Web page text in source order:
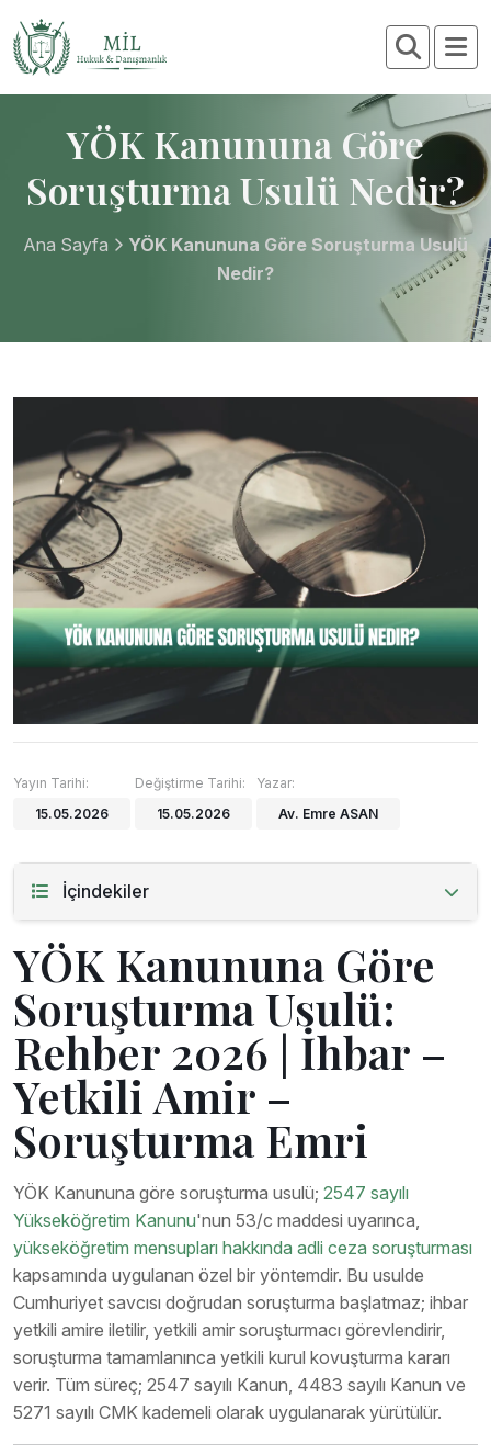
YÖK Kanununa Göre
Soruşturma Usulü Nedir?
Ana Sayfa
YÖK Kanununa Göre Soruşturma Usulü
Nedir?
Yayın Tarihi:
15.05.2026
Değiştirme Tarihi:
15.05.2026
Yazar:
Av. Emre ASAN
İçindekiler
YÖK Kanununa Göre
Soruşturma Usulü:
Rehber 2026 | İhbar –
Yetkili Amir –
Soruşturma Emri
YÖK Kanununa göre soruşturma usulü; 2547 sayılı
Yükseköğretim Kanunu'nun 53/c maddesi uyarınca,
yükseköğretim mensupları hakkında adli ceza soruşturması
kapsamında uygulanan özel bir yöntemdir. Bu usulde
Cumhuriyet savcısı doğrudan soruşturma başlatmaz; ihbar
yetkili amire iletilir, yetkili amir soruşturmacı görevlendirir,
soruşturma tamamlanınca yetkili kurul kovuşturma kararı
verir. Tüm süreç; 2547 sayılı Kanun, 4483 sayılı Kanun ve
5271 sayılı CMK kademeli olarak uygulanarak yürütülür.